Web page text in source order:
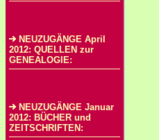
NEUZUGÄNGE April
2012: QUELLEN zur
GENEALOGIE:
NEUZUGÄNGE Januar
2012: BÜCHER und
ZEITSCHRIFTEN: